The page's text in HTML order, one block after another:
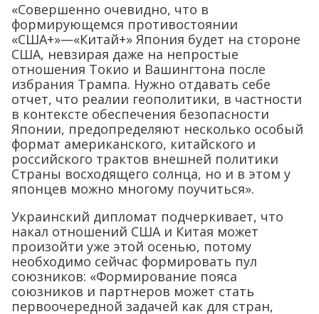
«Совершенно очевидно, что в
формирующемся противостоянии
«США+»—«Китай+» Япония будет на стороне
США, невзирая даже на непростые
отношения Токио и Вашингтона после
избрания Трампа. Нужно отдавать себе
отчет, что реалии геополитики, в частности
в контексте обеспечения безопасности
Японии, предопределяют несколько особый
формат американского, китайского и
российского трактов внешней политики
Страны восходящего солнца, но и в этом у
японцев можно многому поучиться».
Украинский дипломат подчеркивает, что
накал отношений США и Китая может
произойти уже этой осенью, потому
необходимо сейчас формировать пул
союзников: «Формирование пояса
союзников и партнеров может стать
первоочередной задачей как для стран,